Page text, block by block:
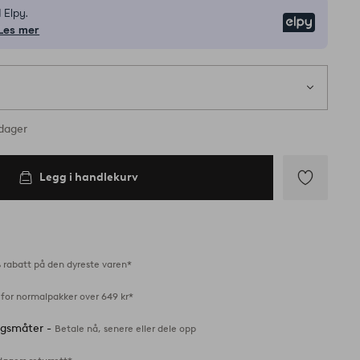
Elpy.
Les mer
lager
Legg i handlekurv
rabatt på den dyreste varen*
normalpakker over 649 kr*
- Betale nå, senere eller dele opp